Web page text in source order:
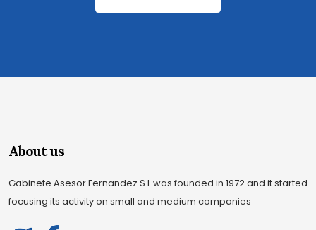
About us
Gabinete Asesor Fernandez S.L was founded in 1972 and it started
focusing its activity on small and medium companies